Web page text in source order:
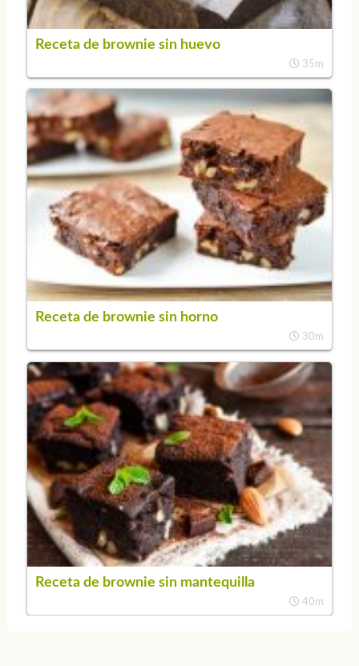
Receta de brownie sin huevo
35m
Receta de brownie sin horno
30m
Receta de brownie sin mantequilla
40m